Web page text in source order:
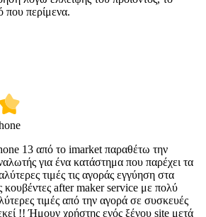
που περίμενα.
13 από το imarket παραθέτω την
για ένα κατάστημα που παρέχει τα
τιμές τις αγοράς εγγύηση στα
κουβέντες after maker service με πολύ
τιμές από την αγορά σε συσκευές
!! Ήμουν χρήστης ενός ξένου site μετά